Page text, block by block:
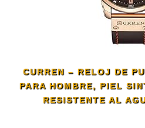
CURREN – RELOJ DE
PARA HOMBRE, PIEL
RESISTENTE AL